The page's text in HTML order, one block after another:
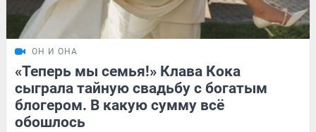
ОН И ОНА
«Теперь мы семья!» Клава Кока
сыграла тайную свадьбу с богатым
блогером. В какую сумму всё
обошлось